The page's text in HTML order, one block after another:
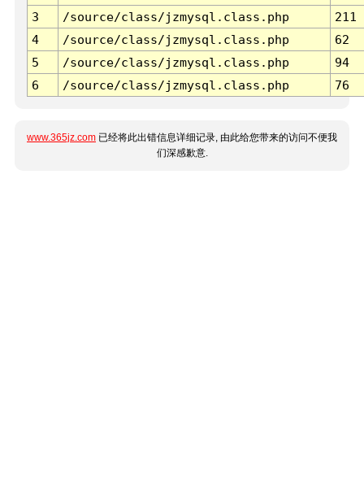
3 /source/class/jzmysql.class.php
211
4
/source/class/jzmysql.class.php
62
5
/source/class/jzmysql.class.php
94
6
/source/class/jzmysql.class.php 76
www.365jz.com 已经将此出错信息详细记录, 由此给您带来的访问不便我
们深感歉意.